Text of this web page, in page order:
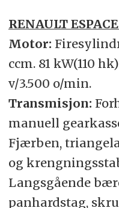
RENAULT
Motor:
ccm. 81 kW(110
v/3.500 o/min.
Transmisjon:
manuell
Fjærben,
og
Langsgående
panhardstag,